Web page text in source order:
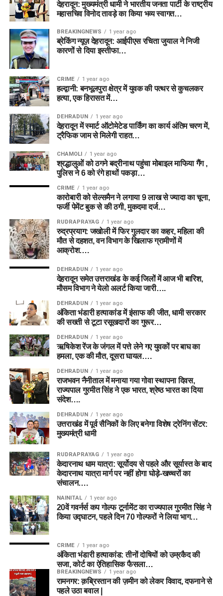
देहरादून: मुख्यमंत्री धामी ने भारतीय जनता पार्टी के राष्ट्रीय
महासचिव विनोद तावड़े का किया भव्य स्वागत…
BREAKINGNEWS 1 year ago
ब्रेकिंग न्यूज़ देहरादून: आईपीएस रचिता जुयाल ने निजी
कारणों से दिया इस्तीफा…
CRIME 1 year ago
हल्द्वानी: बनभूलपुरा क्षेत्र में युवक की पत्थर से कुचलकर
हत्या, एक हिरासत में…
DEHRADUN 1 year ago
देहरादून में स्मार्ट ऑटोमेटेड पार्किंग का कार्य अंतिम चरण में,
ट्रैफिक जाम से मिलेगी राहत…
CHAMOLI 1 year ago
श्रद्धालुओं को ठगने बद्रीनाथ पहुंचा मोबाइल माफिया गैंग ,
पुलिस ने 6 को रंगे हाथों पकड़ा…
CRIME 1 year ago
कारोबारी को सेल्समैन ने लगाया 9 लाख से ज्यादा का चूना,
फर्जी पेमेंट बुक से की ठगी, मुकदमा दर्ज…
RUDRAPRAYAG 1 year ago
रुद्रप्रयाग: जखोली में फिर गुलदार का कहर, महिला की
मौत से दहशत, वन विभाग के खिलाफ ग्रामीणों में
आक्रोश….
DEHRADUN 1 year ago
देहरादून समेत उत्तराखंड के कई जिलों में आज भी बारिश,
मौसम विभाग ने येलो अलर्ट किया जारी….
DEHRADUN 1 year ago
अंकिता भंडारी हत्याकांड में इंसाफ की जीत, धामी सरकार
की सख्ती से टूटा रसूखदारों का गुरूर…
DEHRADUN 1 year ago
ऋषिकेश रेंज के जंगल में पत्ते लेने गए युवकों पर बाघ का
हमला, एक की मौत, दूसरा घायल….
DEHRADUN 1 year ago
राजभवन नैनीताल में मनाया गया गोवा स्थापना दिवस,
राज्यपाल गुरमीत सिंह ने एक भारत, श्रेष्ठ भारत का दिया
संदेश….
DEHRADUN 1 year ago
उत्तराखंड में पूर्व सैनिकों के लिए बनेगा विशेष ट्रेनिंग सेंटर:
मुख्यमंत्री धामी
RUDRAPRAYAG 1 year ago
केदारनाथ धाम यात्रा: सूर्योदय से पहले और सूर्यास्त के बाद
केदारनाथ यात्रा मार्ग पर नहीं होगा घोड़े-खच्चरों का
संचालन….
NAINITAL 1 year ago
20वें गवर्नर्स कप गोल्फ टूर्नामेंट का राज्यपाल गुरमीत सिंह ने
किया उद्घाटन, पहले दिन 70 गोल्फरों ने लिया भाग…
CRIME 1 year ago
अंकिता भंडारी हत्याकांड: तीनों दोषियों को उम्रकैद की
सजा, कोर्ट का ऐतिहासिक फैसला…
BREAKINGNEWS 1 year ago
रामनगर: क़ब्रिस्तान की ज़मीन को लेकर विवाद, दफनाने से
पहले उठा बवाल |